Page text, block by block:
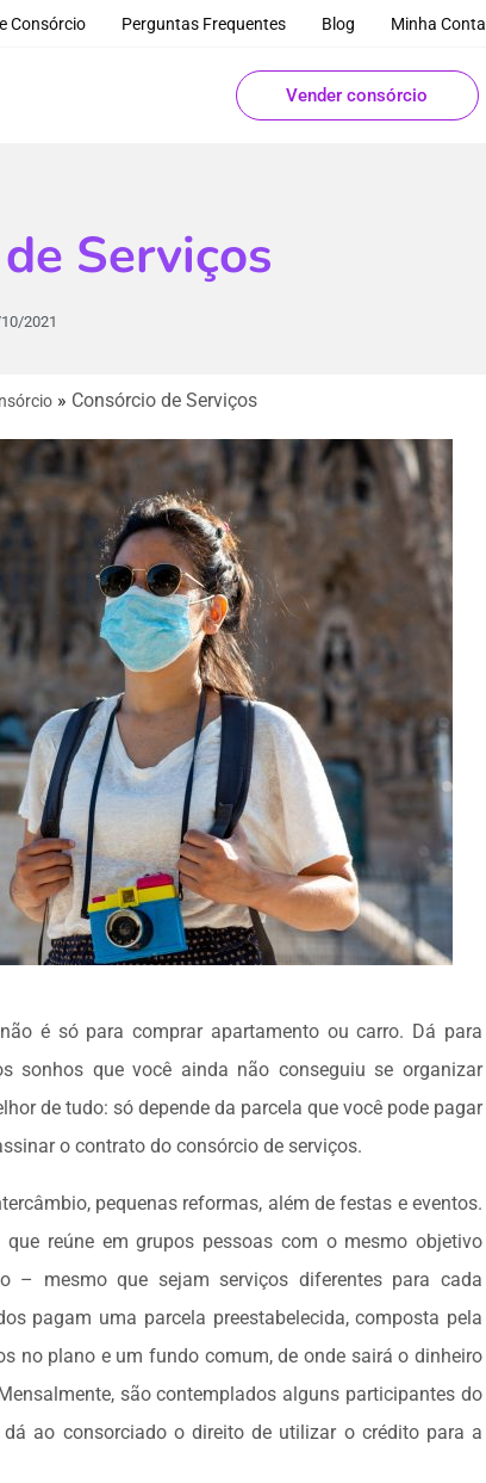
Consórcio Perguntas Frequentes Blog Minha Conta
Vender consórcio
Serviços
2021
» Consórcio de Serviços
é só para comprar apartamento ou carro. Dá para
sonhos que você ainda não conseguiu se organizar
de tudo: só depende da parcela que você pode pagar
o contrato do consórcio de serviços.
pequenas reformas, além de festas e eventos.
reúne em grupos pessoas com o mesmo objetivo
– mesmo que sejam serviços diferentes para cada
pagam uma parcela preestabelecida, composta pela
no plano e um fundo comum, de onde sairá o dinheiro
são contemplados alguns participantes do
ao consorciado o direito de utilizar o crédito para a